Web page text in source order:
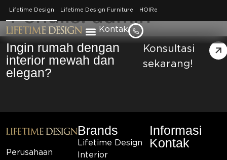
Lifetime Design Lifetime Design Furniture HOIRe
Kontak
Penulis:admin
Ingin rumah dengan
interior mewah dan
elegan?
Konsultasi
sekarang!
Perusahaan
Brands
Lifetime Design
Interior
Informasi
Kontak